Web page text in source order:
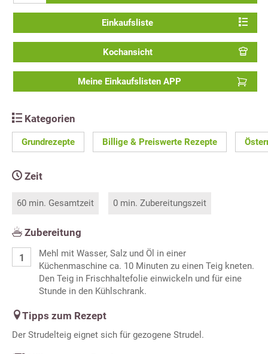
Einkaufsliste
Kochansicht
Meine Einkaufslisten APP
Kategorien
Grundrezepte Billige & Preiswerte Rezepte
Zeit
60 min. Gesamtzeit 0 min. Zubereitungszeit
Zubereitung
Mehl mit Wasser, Salz und Öl in einer
Küchenmaschine ca. 10 Minuten zu einen Teig kneten.
Den Teig in Frischhaltefolie einwickeln und für eine
Stunde in den Kühlschrank.
Tipps zum Rezept
Der Strudelteig eignet sich für gezogene Strudel.